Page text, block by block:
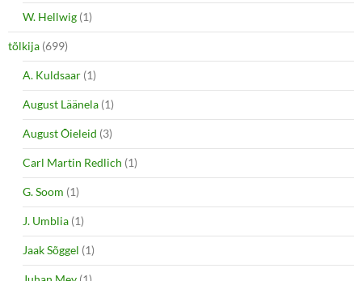
W. Hellwig (1)
tõlkija (699)
A. Kuldsaar (1)
August Läänela (1)
August Õieleid (3)
Carl Martin Redlich (1)
G. Soom (1)
J. Umblia (1)
Jaak Sõggel (1)